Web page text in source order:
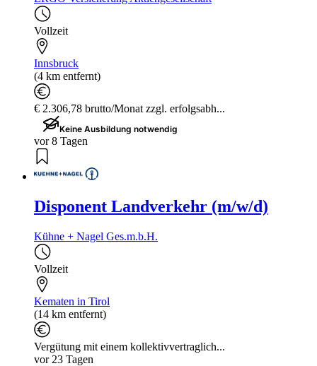
Vollzeit
Innsbruck
(4 km entfernt)
€ 2.306,78 brutto/Monat zzgl. erfolgsabh...
Keine Ausbildung notwendig
vor 8 Tagen
Disponent Landverkehr (m/w/d)
Kühne + Nagel Ges.m.b.H.
Vollzeit
Kematen in Tirol
(14 km entfernt)
Vergütung mit einem kollektivvertraglich...
vor 23 Tagen